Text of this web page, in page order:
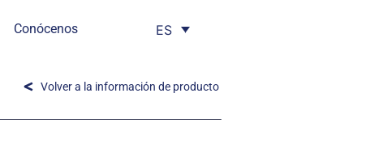
Conócenos ES
Volver a la información de producto